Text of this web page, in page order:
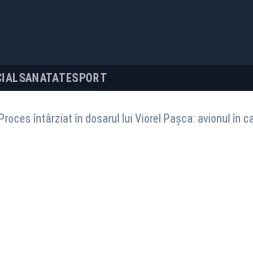
SANATATESPORT
Proces întârziat în dosarul lui Viorel Pașca: avionul în